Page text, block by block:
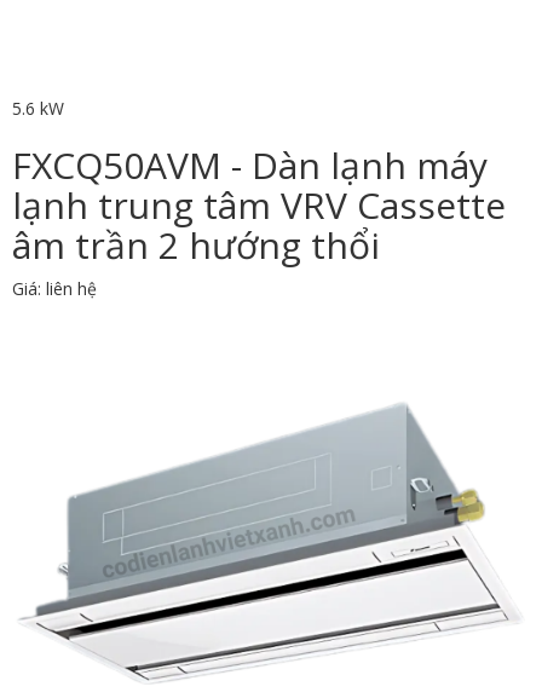
5.6 kW
FXCQ50AVM - Dàn lạnh máy
lạnh trung tâm VRV Cassette
âm trần 2 hướng thổi
Giá: liên hệ